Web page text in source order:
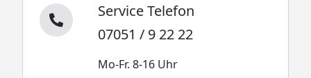
Service Telefon
07051 / 9 22 22
Mo-Fr. 8-16 Uhr